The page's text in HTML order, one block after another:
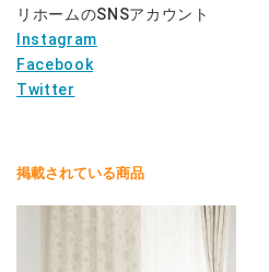
リホームのSNSアカウント
Instagram
Facebook
Twitter
掲載されている商品